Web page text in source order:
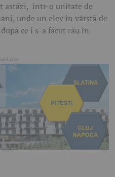
astăzi, într-o unitate de
unde un elev în vârstă de
ce i s-a făcut rău în